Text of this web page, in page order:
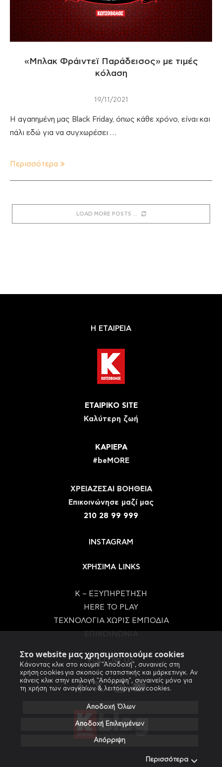
Στο website μας χρησιμοποιούμε cookies
Κάνοντας κλικ στο κουμπί "Αποδοχή", συναινείς στη
χρήση cookies για σκοπούς στατιστικής και μάρκετινγκ. Αν
κάνεις κλικ στην επιλογή "Απόρριψη", συναινείς μόνο για
τη χρήση των αναγκαίων & λειτουργικών cookies.
Αποδοχή Όλων
Αποδοχή Επιλεγμένων
Απόρριψη
Περισσότερα
«Μπλακ Φράιντεϊ Παράδεισος» με τιμές
κόλαση
19/11/2021
Η αγαπημένη μας Black Friday, όπως κάθε χρόνο, είναι και
πάλι εδώ για να συγχωρέσει …
Περισσότερα
LOAD MORE POSTS
Η ΕΤΑΙΡΕΙΑ
ΕΤΑΙΡΙΚΟ SITE
Καλύτερη ζωή
ΚΑΡΙΕΡΑ
#beMORE
ΧΡΕΙΑΖΕΣΑΙ ΒΟΗΘΕΙΑ
Eπικοινώνησε μαζί μας
210 28 99 999
INSTAGRAM
ΧΡΗΣΙΜΑ LINKS
Κ – ΕΞΥΠΗΡΕΤΗΣΗ
HERE TO PLAY
ΤΕΧΝΟΛΟΓΙΑ ΧΩΡΙΣ ΕΜΠΟΔΙΑ
FOLLOW US